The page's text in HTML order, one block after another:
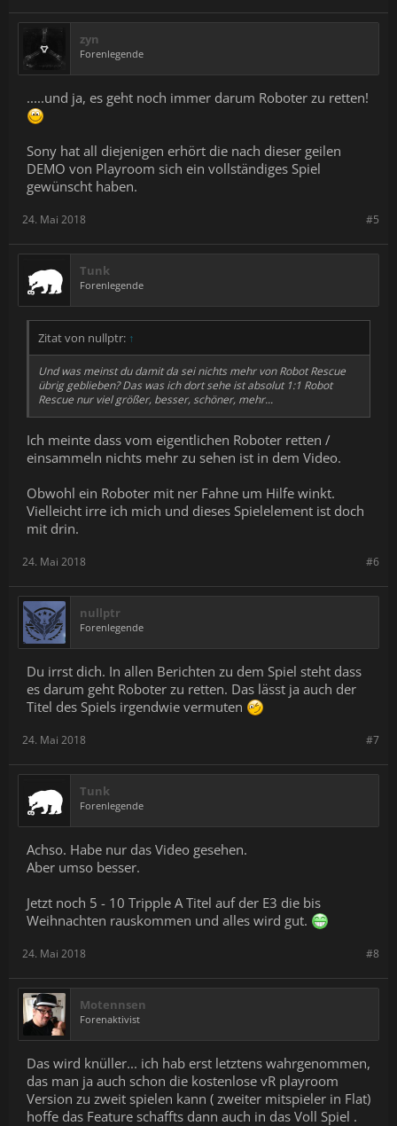
zyn
Forenlegende
.....und ja, es geht noch immer darum Roboter zu retten!
Sony hat all diejenigen erhört die nach dieser geilen
DEMO von Playroom sich ein vollständiges Spiel
gewünscht haben.
#5
24. Mai 2018
Tunk
Forenlegende
Zitat von nullptr: ↑
Und was meinst du damit da sei nichts mehr von Robot Rescue
übrig geblieben? Das was ich dort sehe ist absolut 1:1 Robot
Rescue nur viel größer, besser, schöner, mehr...
Ich meinte dass vom eigentlichen Roboter retten /
einsammeln nichts mehr zu sehen ist in dem Video.
Obwohl ein Roboter mit ner Fahne um Hilfe winkt.
Vielleicht irre ich mich und dieses Spielelement ist doch
mit drin.
#6
24. Mai 2018
nullptr
Forenlegende
Du irrst dich. In allen Berichten zu dem Spiel steht dass
es darum geht Roboter zu retten. Das lässt ja auch der
Titel des Spiels irgendwie vermuten
#7
24. Mai 2018
Tunk
Forenlegende
Achso. Habe nur das Video gesehen.
Aber umso besser.
Jetzt noch 5 - 10 Tripple A Titel auf der E3 die bis
Weihnachten rauskommen und alles wird gut.
#8
24. Mai 2018
Motennsen
Forenaktivist
Das wird knüller... ich hab erst letztens wahrgenommen,
das man ja auch schon die kostenlose vR playroom
Version zu zweit spielen kann ( zweiter mitspieler in Flat)
hoffe das Feature schaffts dann auch in das Voll Spiel .